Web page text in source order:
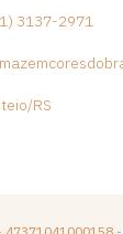
3137-2971
RS